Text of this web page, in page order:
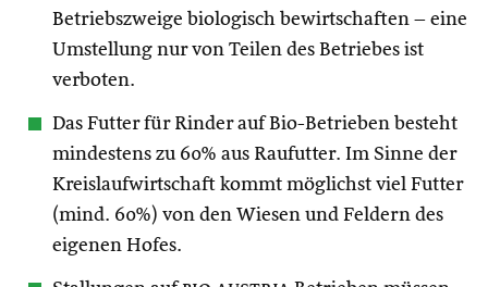
Betriebszweige biologisch bewirtschaften – eine
Umstellung nur von Teilen des Betriebes ist
verboten.
Das Futter für Rinder auf Bio-Betrieben besteht
mindestens zu 60% aus Raufutter. Im Sinne der
Kreislaufwirtschaft kommt möglichst viel Futter
(mind. 60%) von den Wiesen und Feldern des
eigenen Hofes.